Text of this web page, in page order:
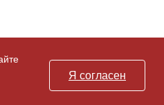
Я согласен